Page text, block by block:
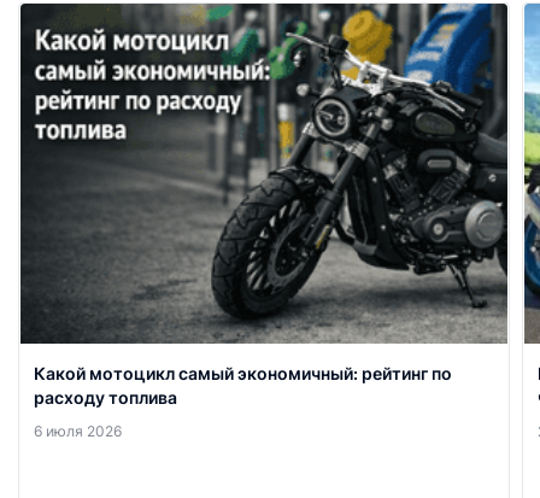
Какой мотоцикл самый экономичный: рейтинг по
расходу топлива
6 июля 2026